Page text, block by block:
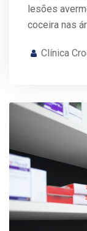
lesões
coceira nas
Clínica